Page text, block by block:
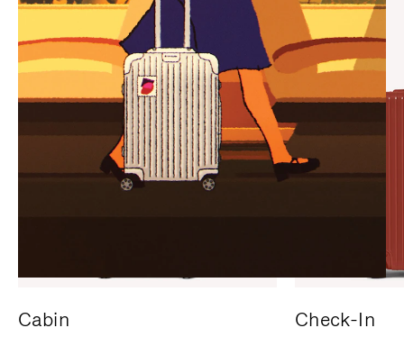
PAUSARLO.
PARA
ACTIVARLO.
Cabin Check-In